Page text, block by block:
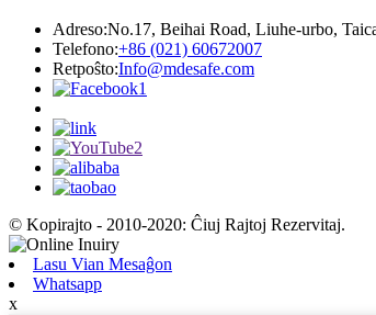
Adreso:No.17, Beihai Road, Liuhe-urbo,
Telefono:+86 (021) 60672007
Retpoŝto:Info@mdesafe.com
© Kopirajto - 2010-2020: Ĉiuj Rajtoj Rezervitaj.
Lasu Vian Mesaĝon
Whatsapp
x